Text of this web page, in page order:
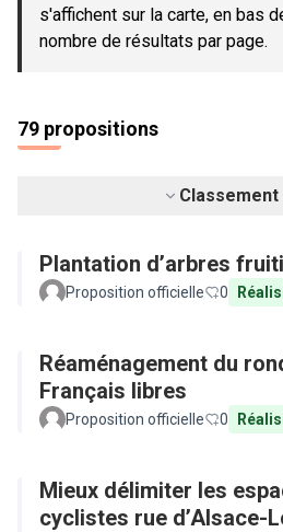
s'affichent sur la carte, en bas
nombre de résultats par page.
79 propositions
Plantation d’arbres
Proposition officielle 0
Réaménagement du
Français libres
Proposition officielle 0
Mieux délimiter les
cyclistes rue d’Alsace-